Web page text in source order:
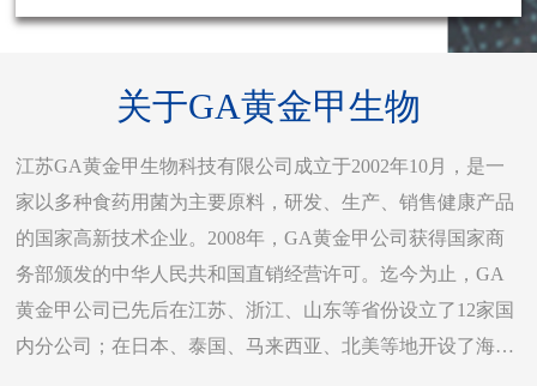
关于GA黄金甲生物
江苏GA黄金甲生物科技有限公司成立于2002年10月，是一
家以多种食药用菌为主要原料，研发、生产、销售健康产品
的国家高新技术企业。2008年，GA黄金甲公司获得国家商
务部颁发的中华人民共和国直销经营许可。迄今为止，GA
黄金甲公司已先后在江苏、浙江、山东等省份设立了12家国
内分公司；在日本、泰国、马来西亚、北美等地开设了海外